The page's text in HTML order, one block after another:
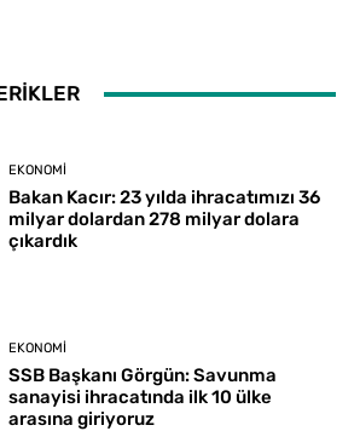
EKONOMI
Bakan Kacır: 23 yılda ihracatımızı 36
milyar dolardan 278 milyar dolara
çıkardık
EKONOMI
SSB Başkanı Görgün: Savunma
sanayisi ihracatında ilk 10 ülke
arasına giriyoruz